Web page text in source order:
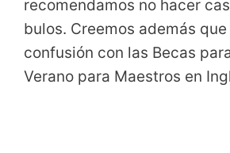
recomendamos no hacer
bulos. Creemos además
confusión con las Becas
Verano para Maestros en